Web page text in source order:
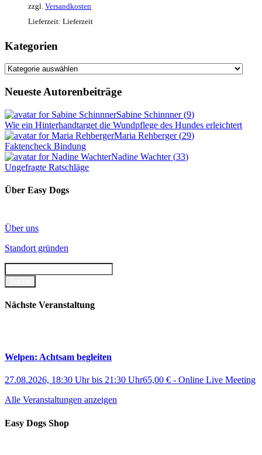
zzgl. Versandkosten
Lieferzeit: Lieferzeit
Kategorien
Kategorien
Neueste Autorenbeiträge
Sabine Schinnner(9)
Wie ein Hinterhandtarget die Wundpflege des Hundes erleichtert
Maria Rehberger(29)
Faktencheck Bindung
Nadine Wachter(33)
Ungefragte Ratschläge
Über Easy Dogs
Über uns
Standort gründen
Nächste Veranstaltung
Welpen: Achtsam begleiten
27.08.2026, 18:30 Uhrbis 21:30 Uhr65,00 € - Online Live Meeting
Alle Veranstaltungen anzeigen
Easy Dogs Shop